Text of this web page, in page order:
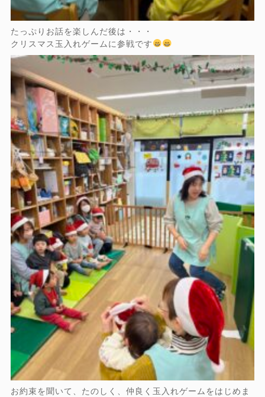
たっぷりお話を楽しんだ後は・・・
クリスマス玉入れゲームに参戦です
お約束を聞いて、たのしく、仲良く玉入れゲームをはじめま